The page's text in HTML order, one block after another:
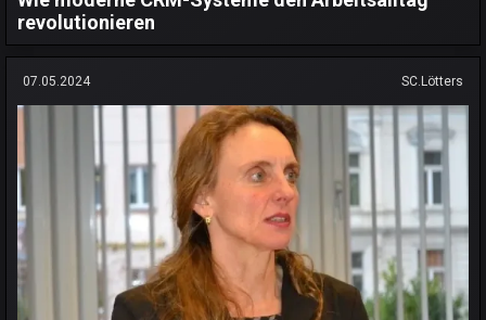
revolutionieren
07.05.2024 SC.Lötters